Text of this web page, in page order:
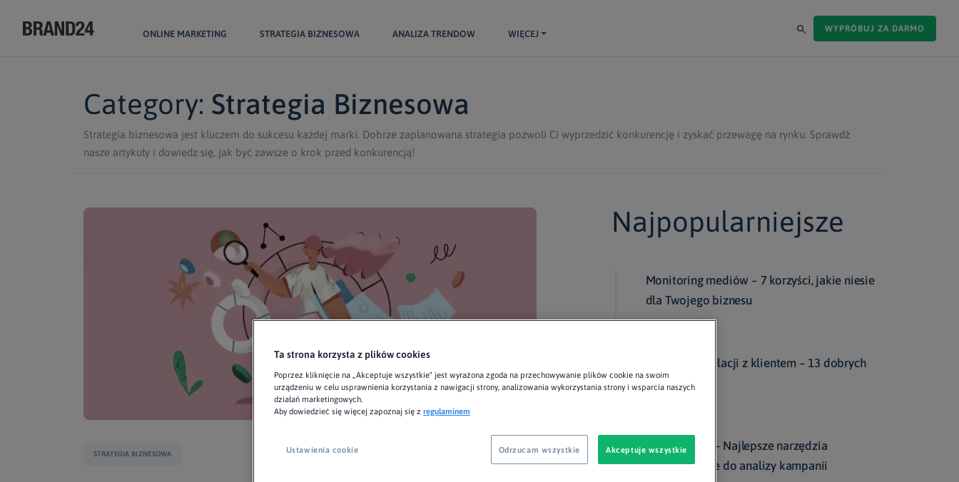
ONLINE MARKETING STRATEGIA BIZNESOWA ANALIZA TRENDOW WIĘCEJ
WYPRÓBUJ ZA DARMO
Category: Strategia Biznesowa
Strategia biznesowa jest kluczem do sukcesu każdej marki. Dobrze zaplanowana strategia pozwoli Ci wyprzedzić konkurencję i zyskać przewagę na rynku. Sprawdź
nasze artykuły i dowiedz się, jak być zawsze o krok przed konkurencją!
STRATEGIA BIZNESOWA
Najpopularniejsze
Monitoring mediów – 7 korzyści, jakie niesie
dla Twojego biznesu
12 min read
Budowanie relacji z klientem – 13 dobrych
praktyk
#TOPOWA15 – Najlepsze narzędzia
marketingowe do analizy kampanii
Ta strona korzysta z plików cookies
Poprzez kliknięcie na „Akceptuje wszystkie" jest wyrażona zgoda na przechowywanie plików cookie na swoim
urządzeniu w celu usprawnienia korzystania z nawigacji strony, analizowania wykorzystania strony i wsparcia naszych
działań marketingowych.
Aby dowiedzieć się więcej zapoznaj się z regulaminem
Ustawienia cookie Odrzucam wszystkie Akceptuje wszystkie